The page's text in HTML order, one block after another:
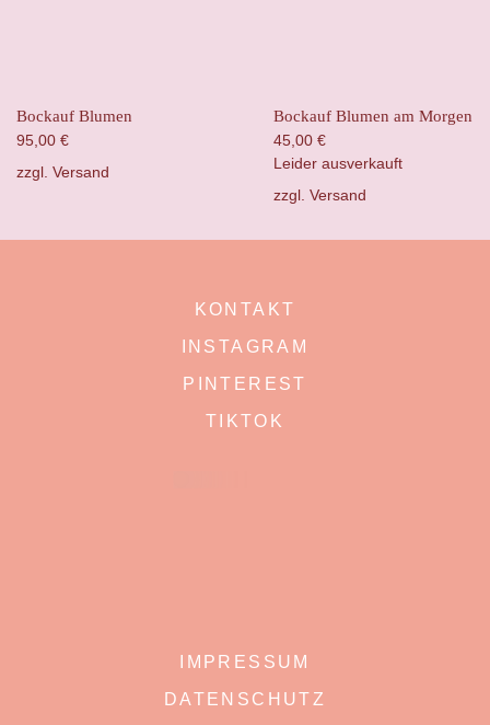
Bockauf Blumen
95,00 €
zzgl. Versand
Bockauf Blumen am Morgen
45,00 €
Leider ausverkauft
zzgl. Versand
KONTAKT
INSTAGRAM
PINTEREST
TIKTOK
IMPRESSUM
DATENSCHUTZ